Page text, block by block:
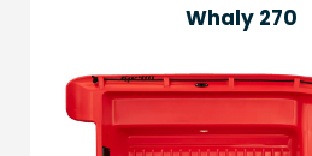
Whaly 270